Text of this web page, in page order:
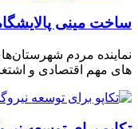
ساخت مینی
های مهم اقتصادی و